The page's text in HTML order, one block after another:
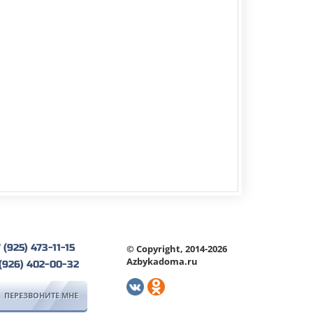
(925) 473-11-15
402-00-32
ПЕРЕЗВОНИТЕ МНЕ
© Copyright, 2014-2026
Azbykadoma.ru